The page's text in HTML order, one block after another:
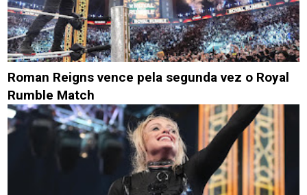
Roman Reigns vence pela segunda vez o Royal
Rumble Match